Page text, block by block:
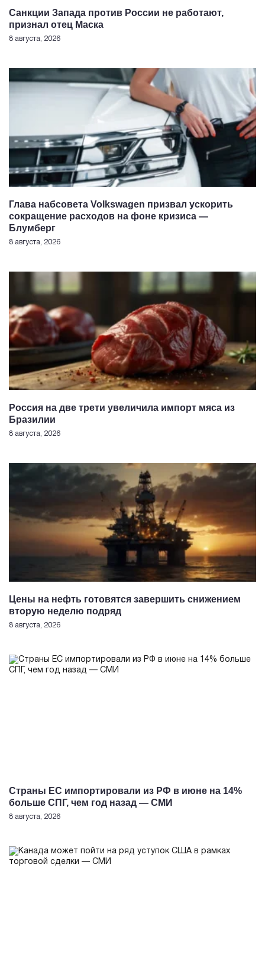
Санкции Запада против России не работают,
признал отец Маска
8 августа, 2026
Глава набсовета Volkswagen призвал ускорить
сокращение расходов на фоне кризиса —
Блумберг
8 августа, 2026
Россия на две трети увеличила импорт мяса из
Бразилии
8 августа, 2026
Цены на нефть готовятся завершить снижением
вторую неделю подряд
8 августа, 2026
Страны ЕС импортировали из РФ в июне на 14%
больше СПГ, чем год назад — СМИ
8 августа, 2026